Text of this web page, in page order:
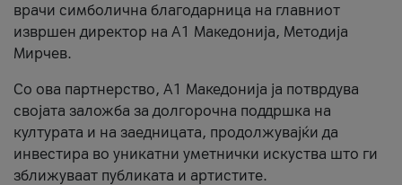
врачи симболична благодарница на главниот
извршен директор на A1 Македонија, Методија
Мирчев.
Со ова партнерство, A1 Македонија ја потврдува
својата заложба за долгорочна поддршка на
културата и на заедницата, продолжувајќи да
инвестира во уникатни уметнички искуства што ги
зближуваат публиката и артистите.